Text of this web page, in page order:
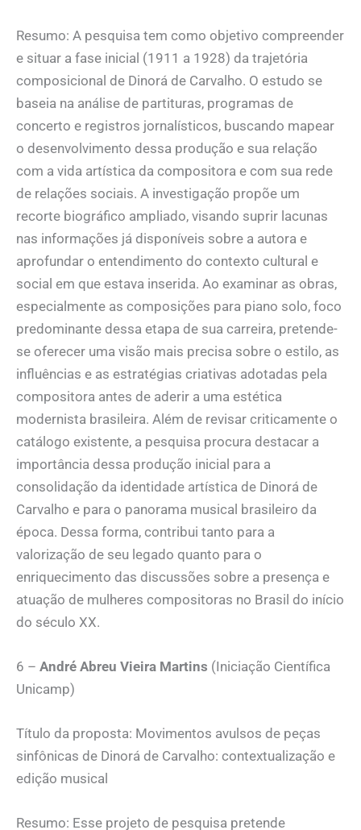
Resumo: A pesquisa tem como objetivo compreender
e situar a fase inicial (1911 a 1928) da trajetória
composicional de Dinorá de Carvalho. O estudo se
baseia na análise de partituras, programas de
concerto e registros jornalísticos, buscando mapear
o desenvolvimento dessa produção e sua relação
com a vida artística da compositora e com sua rede
de relações sociais. A investigação propõe um
recorte biográfico ampliado, visando suprir lacunas
nas informações já disponíveis sobre a autora e
aprofundar o entendimento do contexto cultural e
social em que estava inserida. Ao examinar as obras,
especialmente as composições para piano solo, foco
predominante dessa etapa de sua carreira, pretende-
se oferecer uma visão mais precisa sobre o estilo, as
influências e as estratégias criativas adotadas pela
compositora antes de aderir a uma estética
modernista brasileira. Além de revisar criticamente o
catálogo existente, a pesquisa procura destacar a
importância dessa produção inicial para a
consolidação da identidade artística de Dinorá de
Carvalho e para o panorama musical brasileiro da
época. Dessa forma, contribui tanto para a
valorização de seu legado quanto para o
enriquecimento das discussões sobre a presença e
atuação de mulheres compositoras no Brasil do início
do século XX.
6 – André Abreu Vieira Martins (Iniciação Científica
Unicamp)
Título da proposta: Movimentos avulsos de peças
sinfônicas de Dinorá de Carvalho: contextualização e
edição musical
Resumo: Esse projeto de pesquisa pretende